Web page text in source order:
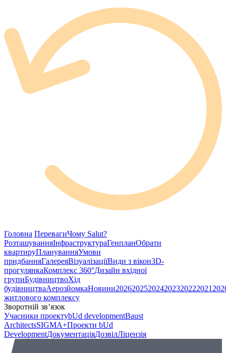
Головна ПеревагиЧому Salut?
РозташуванняІнфраструктураГенпланОбрати
квартируПлануванняУмови
придбанняГалереяВізуалізаціїВиди з вікон3D-
прогулянкаКомплекс 360°Дизайн вхідної
групиБудівництвоХід
будівництваАерозйомкаНовини202620252024202320222021
житлового комплексу
Зворотній зв’язок
Учасники проектуbUd developmentBaust
ArchitectsSIGMA+Проекти bUd
DevelopmentДокументаціяДозвілЛіцензія